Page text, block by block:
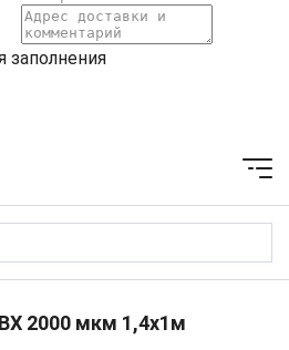
заполнения
2000 мкм 1,4x1м